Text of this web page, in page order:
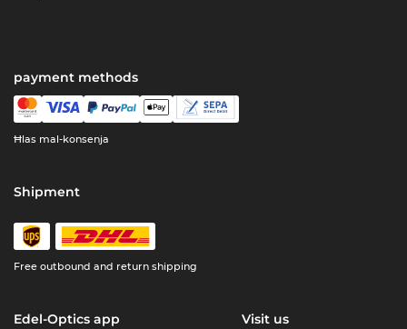
payment methods
Ħlas mal-konsenja
Shipment
Free outbound and return shipping
Edel-Optics app Visit us